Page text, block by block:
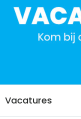
Vacatures